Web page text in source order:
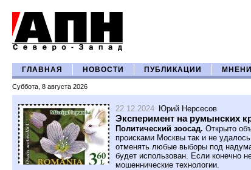
ГЛАВНАЯ НОВОСТИ ПУБЛИКАЦИИ
Суббота, 8 августа 2026
22.12.2024 Юрий Нерсесов
Эксперимент на румынских
Политический зоосад. Открыто
происками Москвы так и не
отменять любые выборы под
будет использован. Если конечно
мошеннические технологии.